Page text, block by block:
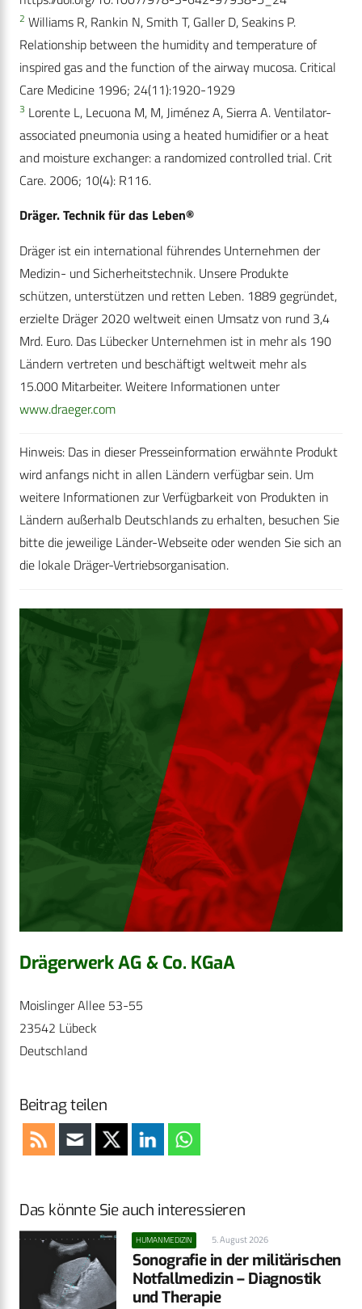
2 Williams R, Rankin N, Smith T, Galler D, Seakins P.
Relationship between the humidity and temperature of
inspired gas and the function of the airway mucosa. Critical
Care Medicine 1996; 24(11):1920-1929
3 Lorente L, Lecuona M, M, Jiménez A, Sierra A. Ventilator-
associated pneumonia using a heated humidifier or a heat
and moisture exchanger: a randomized controlled trial. Crit
Care. 2006; 10(4): R116.
Dräger. Technik für das Leben®
Dräger ist ein international führendes Unternehmen der
Medizin- und Sicherheitstechnik. Unsere Produkte
schützen, unterstützen und retten Leben. 1889 gegründet,
erzielte Dräger 2020 weltweit einen Umsatz von rund 3,4
Mrd. Euro. Das Lübecker Unternehmen ist in mehr als 190
Ländern vertreten und beschäftigt weltweit mehr als
15.000 Mitarbeiter. Weitere Informationen unter
www.draeger.com
Hinweis: Das in dieser Presseinformation erwähnte Produkt
wird anfangs nicht in allen Ländern verfügbar sein. Um
weitere Informationen zur Verfügbarkeit von Produkten in
Ländern außerhalb Deutschlands zu erhalten, besuchen Sie
bitte die jeweilige Länder-Webseite oder wenden Sie sich an
die lokale Dräger-Vertriebsorganisation.
Drägerwerk AG & Co. KGaA
Moislinger Allee 53-55
23542 Lübeck
Deutschland
Beitrag teilen
Das könnte Sie auch interessieren
HUMANMEDIZIN 5. August 2026
Sonografie in der militärischen
Notfallmedizin – Diagnostik
und Therapie